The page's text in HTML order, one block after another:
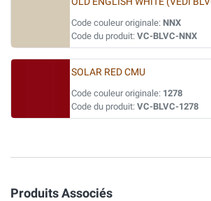
Code couleur originale: NNX
Code du produit: VC-BLVC-NNX
SOLAR RED CMU
Code couleur originale: 1278
Code du produit: VC-BLVC-1278
Produits Associés